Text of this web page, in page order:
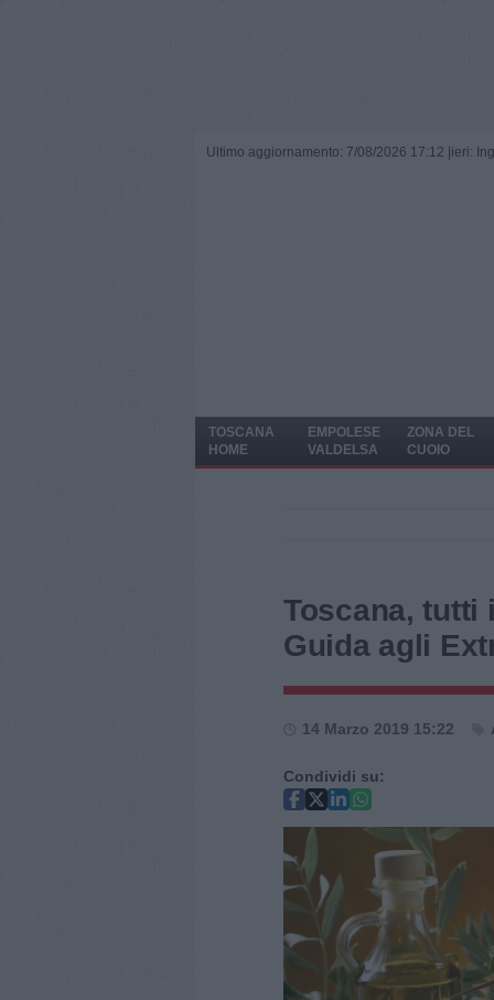
Ultimo aggiornamento: 7/08/2026 17:12 | ieri:
TOSCANA
HOME
EMPOLESE
VALDELSA
ZONA DEL
CUOIO
Toscana, tutti
Guida agli
14 Marzo 2019 15:22
Condividi su: